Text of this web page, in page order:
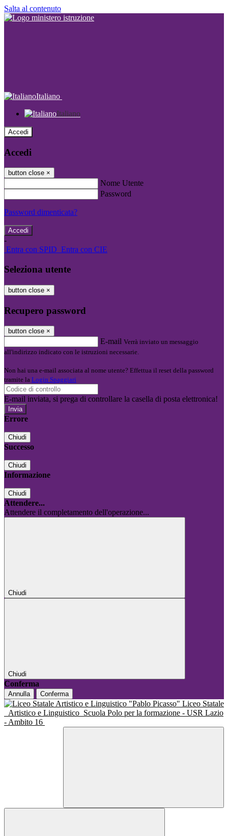
Salta al contenuto
Italiano
Italiano
Accedi
Accedi
button close ×
Nome Utente
Password
Password dimenticata?
-
Entra con SPID Entra con CIE
Seleziona utente
button close ×
Recupero password
button close ×
E-mail Verrà inviato un messaggio
all'indirizzo indicato con le istruzioni necessarie.
Non hai una e-mail associata al nome utente? Effettua il reset della password
tramite la Login Spaggiari
E-mail inviata, si prega di controllare la casella di posta elettronica!
Errore
Chiudi
Successo
Chiudi
Informazione
Chiudi
Attendere...
Attendere il completamento dell'operazione...
Chiudi
Chiudi
Conferma
Annulla Conferma
Liceo Statale
Artistico e Linguistico Scuola Polo per la formazione - USR Lazio
- Ambito 16